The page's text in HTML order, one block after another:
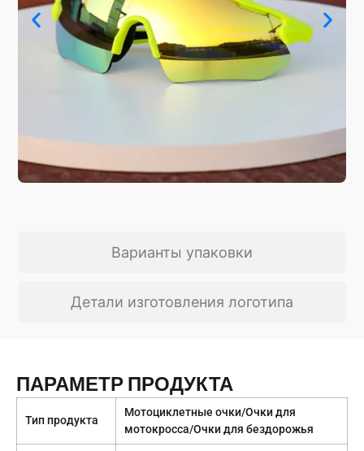
Варианты упаковки
Детали изготовления логотипа
ПАРАМЕТР ПРОДУКТА
Тип продукта
Мотоциклетные очки/Очки для
мотокросса/Очки для бездорожья